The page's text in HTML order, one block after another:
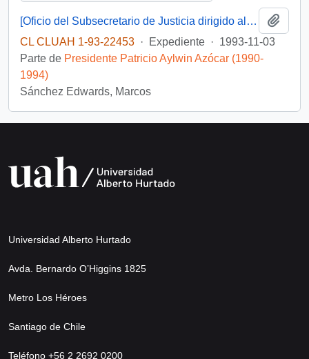
[Oficio del Subsecretario de Justicia dirigido al sr. Wilfried Telkamper, miembro del parlamento europeo]
CL CLUAH 1-93-22453 · Expediente · 1993-11-03
Parte de Presidente Patricio Aylwin Azócar (1990-
1994)
Sánchez Edwards, Marcos
Universidad Alberto Hurtado
Avda. Bernardo O’Higgins 1825
Metro Los Héroes
Santiago de Chile
Teléfono +56 2 2692 0200